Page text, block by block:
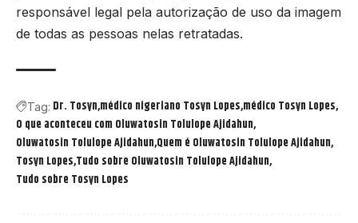
responsável legal pela autorização de uso da imagem
de todas as pessoas nelas retratadas.
Tag: Dr. Tosyn médico nigeriano Tosyn Lopes médico Tosyn Lopes
O que aconteceu com Oluwatosin Tolulope Ajidahun
Oluwatosin Tolulope Ajidahun Quem é Oluwatosin Tolulope Ajidahun
Tosyn Lopes Tudo sobre Oluwatosin Tolulope Ajidahun
Tudo sobre Tosyn Lopes